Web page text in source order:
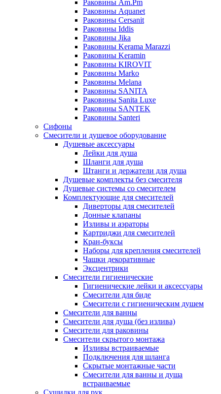
Раковины Am.Pm
Раковины Aquanet
Раковины Cersanit
Раковины Iddis
Раковины Jika
Раковины Kerama Marazzi
Раковины Keramin
Раковины KIROVIT
Раковины Marko
Раковины Melana
Раковины SANITA
Раковины Sanita Luxe
Раковины SANTEK
Раковины Santeri
Сифоны
Смесители и душевое оборудование
Душевые аксессуары
Лейки для душа
Шланги для душа
Штанги и держатели для душа
Душевые комплекты без смесителя
Душевые системы со смесителем
Комплектующие для смесителей
Диверторы для смесителей
Донные клапаны
Изливы и аэраторы
Картриджи для смесителей
Кран-буксы
Наборы для крепления смесителей
Чашки декоративные
Эксцентрики
Смесители гигиенические
Гигиенические лейки и аксессуары
Смесители для биде
Смесители с гигиеническим душем
Смесители для ванны
Смесители для душа (без излива)
Смесители для раковины
Смесители скрытого монтажа
Изливы встраиваемые
Подключения для шланга
Скрытые монтажные части
Смесители для ванны и душа
встраиваемые